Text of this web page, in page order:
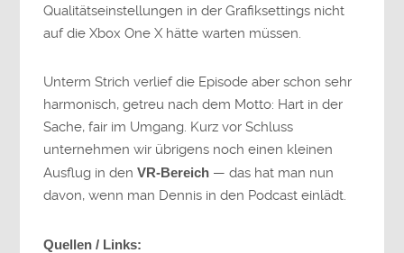
Qualitätseinstellungen in der Grafiksettings nicht
auf die Xbox One X hätte warten müssen.
Unterm Strich verlief die Episode aber schon sehr
harmonisch, getreu nach dem Motto: Hart in der
Sache, fair im Umgang. Kurz vor Schluss
unternehmen wir übrigens noch einen kleinen
Ausflug in denVR-Bereich — das hat man nun
davon, wenn man Dennis in den Podcast einlädt.
Quellen / Links: